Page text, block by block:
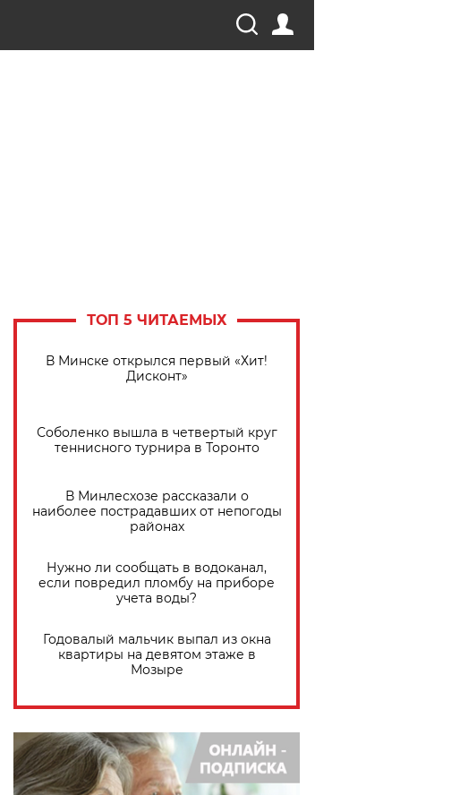
ТОП 5 ЧИТАЕМЫХ
В Минске открылся первый «Хит!
Дисконт»
Соболенко вышла в четвертый круг
теннисного турнира в Торонто
В Минлесхозе рассказали о
наиболее пострадавших от непогоды
районах
Нужно ли сообщать в водоканал,
если повредил пломбу на приборе
учета воды?
Годовалый мальчик выпал из окна
квартиры на девятом этаже в
Мозыре